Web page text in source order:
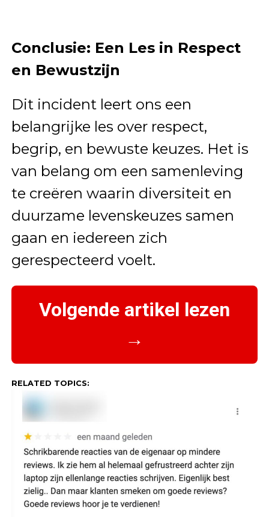
Conclusie: Een Les in Respect
en Bewustzijn
Dit incident leert ons een
belangrijke les over respect,
begrip, en bewuste keuzes. Het is
van belang om een samenleving
te creëren waarin diversiteit en
duurzame levenskeuzes samen
gaan en iedereen zich
gerespecteerd voelt.
Volgende artikel lezen
→
RELATED TOPICS: